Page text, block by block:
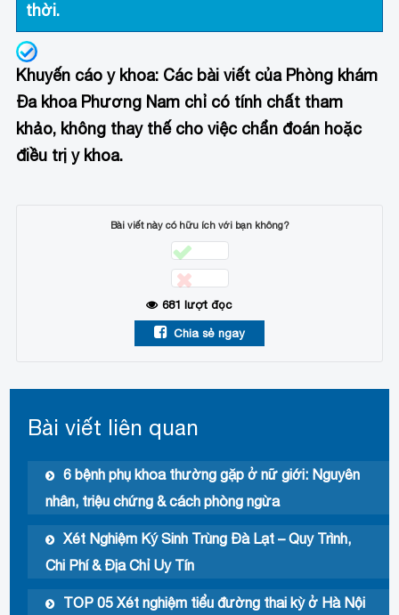
thời.
Khuyến cáo y khoa: Các bài viết của Phòng khám
Đa khoa Phương Nam chỉ có tính chất tham
khảo, không thay thế cho việc chẩn đoán hoặc
điều trị y khoa.
Bài viết này có hữu ích với bạn không?
681 lượt đọc
Chia sẻ ngay
Bài viết liên quan
6 bệnh phụ khoa thường gặp ở nữ giới: Nguyên
nhân, triệu chứng & cách phòng ngừa
Xét Nghiệm Ký Sinh Trùng Đà Lạt – Quy Trình,
Chi Phí & Địa Chỉ Uy Tín
TOP 05 Xét nghiệm tiểu đường thai kỳ ở Hà Nội